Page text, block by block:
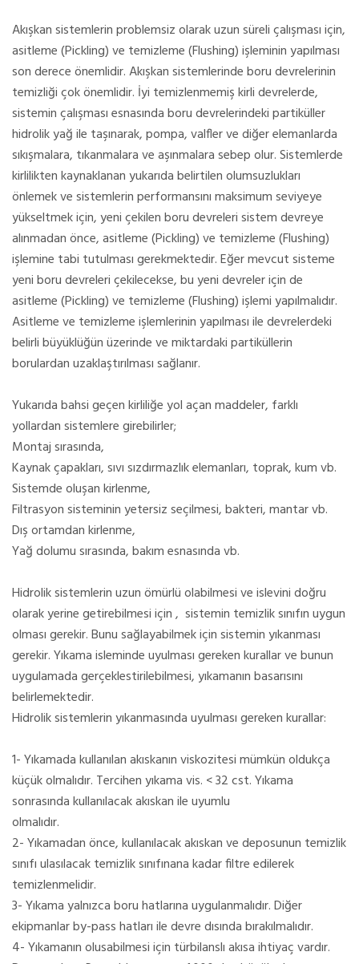
Akışkan sistemlerin problemsiz olarak uzun süreli çalışması için,
asitleme (Pickling) ve temizleme (Flushing) işleminin yapılması
son derece önemlidir. Akışkan sistemlerinde boru devrelerinin
temizliği çok önemlidir. İyi temizlenmemiş kirli devrelerde,
sistemin çalışması esnasında boru devrelerindeki partiküller
hidrolik yağ ile taşınarak, pompa, valfler ve diğer elemanlarda
sıkışmalara, tıkanmalara ve aşınmalara sebep olur. Sistemlerde
kirlilikten kaynaklanan yukarıda belirtilen olumsuzlukları
önlemek ve sistemlerin performansını maksimum seviyeye
yükseltmek için, yeni çekilen boru devreleri sistem devreye
alınmadan önce, asitleme (Pickling) ve temizleme (Flushing)
işlemine tabi tutulması gerekmektedir. Eğer mevcut sisteme
yeni boru devreleri çekilecekse, bu yeni devreler için de
asitleme (Pickling) ve temizleme (Flushing) işlemi yapılmalıdır.
Asitleme ve temizleme işlemlerinin yapılması ile devrelerdeki
belirli büyüklüğün üzerinde ve miktardaki partiküllerin
borulardan uzaklaştırılması sağlanır.
Yukarıda bahsi geçen kirliliğe yol açan maddeler, farklı
yollardan sistemlere girebilirler;
Montaj sırasında,
Kaynak çapakları, sıvı sızdırmazlık elemanları, toprak, kum vb.
Sistemde oluşan kirlenme,
Filtrasyon sisteminin yetersiz seçilmesi, bakteri, mantar vb.
Dış ortamdan kirlenme,
Yağ dolumu sırasında, bakım esnasında vb.
Hidrolik sistemlerin uzun ömürlü olabilmesi ve islevini doğru
olarak yerine getirebilmesi için , sistemin temizlik sınıfın uygun
olması gerekir. Bunu sağlayabilmek için sistemin yıkanması
gerekir. Yıkama isleminde uyulması gereken kurallar ve bunun
uygulamada gerçeklestirilebilmesi, yıkamanın basarısını
belirlemektedir.
Hidrolik sistemlerin yıkanmasında uyulması gereken kurallar:
1- Yıkamada kullanılan akıskanın viskozitesi mümkün oldukça
küçük olmalıdır. Tercihen yıkama vis. < 32 cst. Yıkama
sonrasında kullanılacak akıskan ile uyumlu
olmalıdır.
2- Yıkamadan önce, kullanılacak akıskan ve deposunun temizlik
sınıfı ulasılacak temizlik sınıfınana kadar filtre edilerek
temizlenmelidir.
3- Yıkama yalnızca boru hatlarına uygulanmalıdır. Diğer
ekipmanlar by-pass hatları ile devre dısında bırakılmalıdır.
4- Yıkamanın olusabilmesi için türbilanslı akısa ihtiyaç vardır.